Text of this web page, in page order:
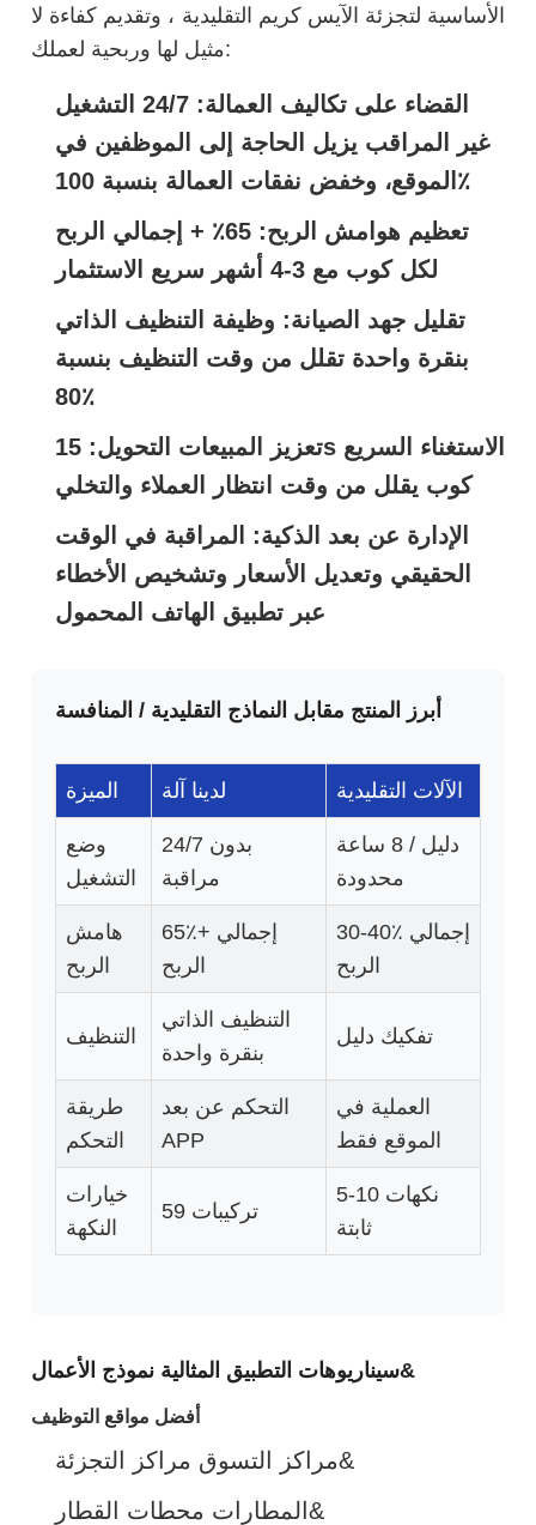
الأساسية لتجزئة الآيس كريم التقليدية ، وتقديم كفاءة لا
مثيل لها وربحية لعملك:
القضاء على تكاليف العمالة: 24/7 التشغيل
غير المراقب يزيل الحاجة إلى الموظفين في
الموقع، وخفض نفقات العمالة بنسبة 100٪
تعظيم هوامش الربح: 65٪ + إجمالي الربح
لكل كوب مع 3-4 أشهر سريع الاستثمار
تقليل جهد الصيانة: وظيفة التنظيف الذاتي
بنقرة واحدة تقلل من وقت التنظيف بنسبة
80٪
تعزيز المبيعات التحويل: 15s الاستغناء السريع
كوب يقلل من وقت انتظار العملاء والتخلي
الإدارة عن بعد الذكية: المراقبة في الوقت
الحقيقي وتعديل الأسعار وتشخيص الأخطاء
عبر تطبيق الهاتف المحمول
أبرز المنتج مقابل النماذج التقليدية / المنافسة
الميزة لدينا آلة الآلات التقليدية
وضع
التشغيل
24/7 بدون
مراقبة
دليل / 8 ساعة
محدودة
هامش
الربح
65٪+ إجمالي
الربح
30-40٪ إجمالي
الربح
التنظيف
التنظيف الذاتي
بنقرة واحدة
تفكيك دليل
طريقة
التحكم
التحكم عن بعد
APP
العملية في
الموقع فقط
خيارات
النكهة
59 تركيبات
5-10 نكهات
ثابتة
سيناريوهات التطبيق المثالية نموذج الأعمال&
أفضل مواقع التوظيف
مراكز التسوق مراكز التجزئة&
المطارات محطات القطار&